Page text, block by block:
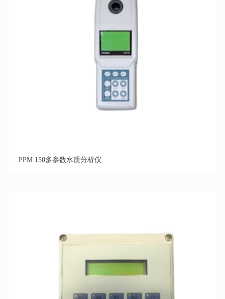
PPM 150多参数水质分析仪